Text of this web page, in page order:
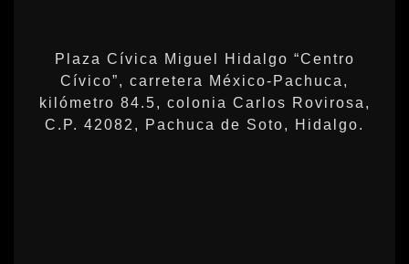
Plaza Cívica Miguel Hidalgo “Centro
Cívico”, carretera México-Pachuca,
kilómetro 84.5, colonia Carlos Rovirosa,
C.P. 42082, Pachuca de Soto, Hidalgo.